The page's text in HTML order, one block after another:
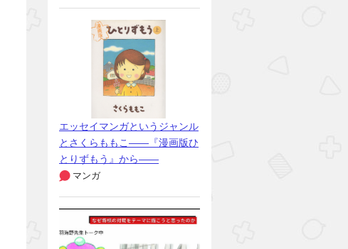
エッセイマンガというジャンル
とさくらももこ――『漫画版ひ
とりずもう』から――
マンガ